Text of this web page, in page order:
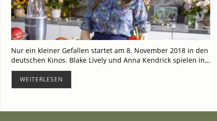
Nur ein klei­ner Gefal­len star­tet am 8. Novem­ber 2018 in den
deut­schen Kinos. Bla­ke Lively und Anna Kendrick spie­len in…
WEI­TER­LE­SEN